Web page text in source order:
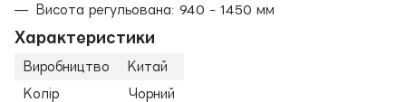
Висота регульована: 940 - 1450 мм
Характеристики
Виробництво
Китай
Колір
Чорний